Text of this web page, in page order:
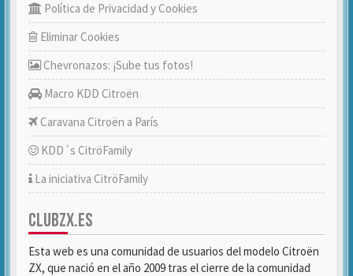
Política de Privacidad y Cookies
Eliminar Cookies
Chevronazos: ¡Sube tus fotos!
Macro KDD Citroën
Caravana Citroën a París
KDD´s CitröFamily
La iniciativa CitröFamily
CLUBZX.ES
Esta web es una comunidad de usuarios del modelo Citroën
ZX, que nació en el año 2009 tras el cierre de la comunidad